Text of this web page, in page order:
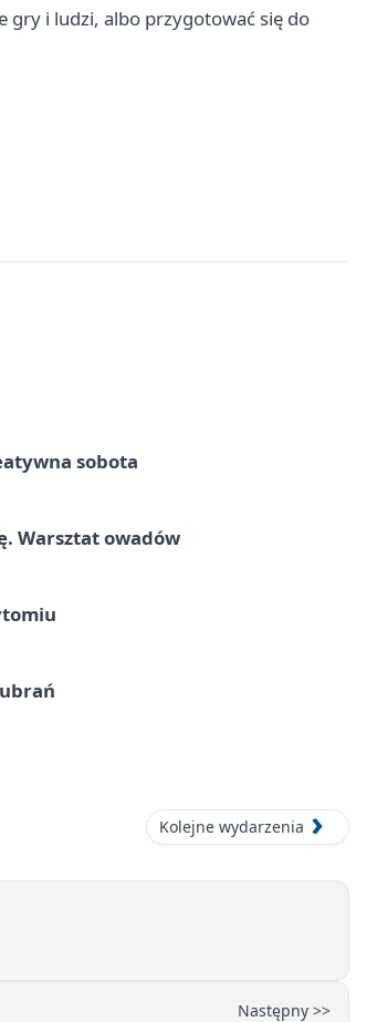
gry i ludzi, albo przygotować się do
sobota
Warsztat owadów
Kolejne wydarzenia
Następny >>